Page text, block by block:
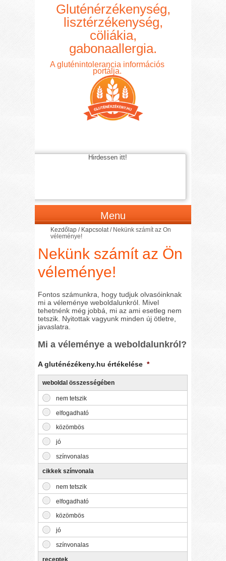
Gluténérzékenység,
lisztérzékenység,
cöliákia,
gabonaallergia.
A gluténintolerancia információs
portálja.
Hirdessen itt!
Menu
Kezdőlap / Kapcsolat/ Nekünk számít az Ön
véleménye!
Nekünk számít az Ön
véleménye!
Fontos számunkra, hogy tudjuk olvasóinknak
mi a véleménye weboldalunkról. Mivel
tehetnénk még jobbá, mi az ami esetleg nem
tetszik. Nyitottak vagyunk minden új ötletre,
javaslatra.
Mi a véleménye a weboldalunkról?
A gluténézékeny.hu értékelése *
weboldal összességében
cikkek színvonala
receptek